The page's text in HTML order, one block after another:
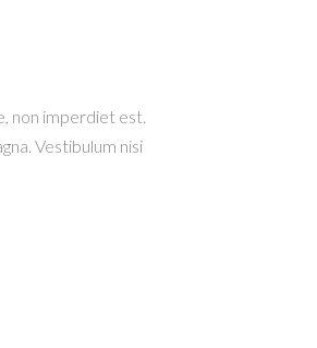
non imperdiet est.
Vestibulum nisi